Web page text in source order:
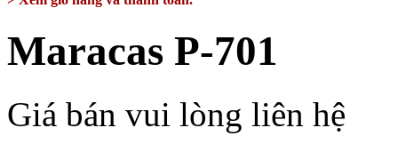
Maracas P-701
Giá bán vui lòng liên hệ